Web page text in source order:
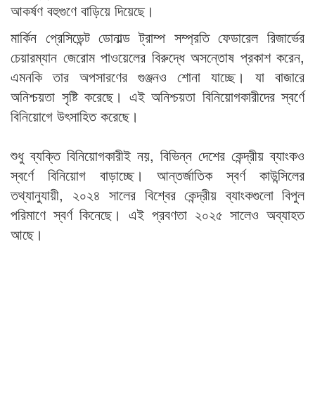
আকর্ষণ বহুগুণে বাড়িয়ে দিয়েছে।
মার্কিন প্রেসিডেন্ট ডোনাল্ড ট্রাম্প সম্প্রতি ফেডারেল রিজার্ভের
চেয়ারম্যান জেরোম পাওয়েলের বিরুদ্ধে অসন্তোষ প্রকাশ করেন,
এমনকি তার অপসারণের গুঞ্জনও শোনা যাচ্ছে। যা বাজারে
অনিশ্চয়তা সৃষ্টি করেছে। এই অনিশ্চয়তা বিনিয়োগকারীদের স্বর্ণে
বিনিয়োগে উৎসাহিত করেছে।
শুধু ব্যক্তি বিনিয়োগকারীই নয়, বিভিন্ন দেশের কেন্দ্রীয় ব্যাংকও
স্বর্ণে বিনিয়োগ বাড়াচ্ছে। আন্তর্জাতিক স্বর্ণ কাউন্সিলের
তথ্যানুযায়ী, ২০২৪ সালের বিশ্বের কেন্দ্রীয় ব্যাংকগুলো বিপুল
পরিমাণে স্বর্ণ কিনেছে। এই প্রবণতা ২০২৫ সালেও অব্যাহত
আছে।